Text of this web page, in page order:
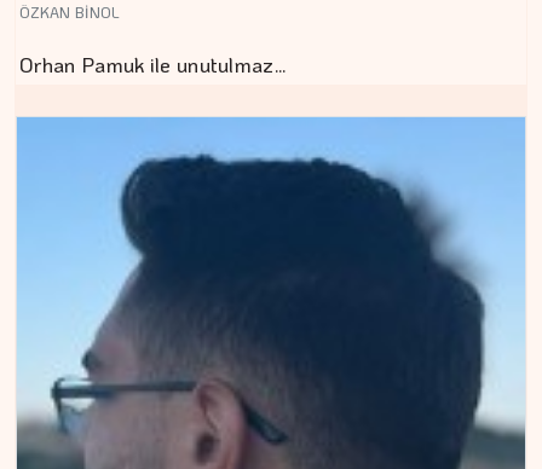
ÖZKAN BİNOL
Orhan Pamuk ile unutulmaz…